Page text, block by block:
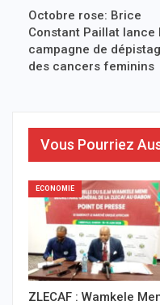
Octobre rose: Brice
Constant Paillat lance
campagne de
des cancers feminins
Vous Pourriez
ECONOMIE
ZLECAF : Wamkele